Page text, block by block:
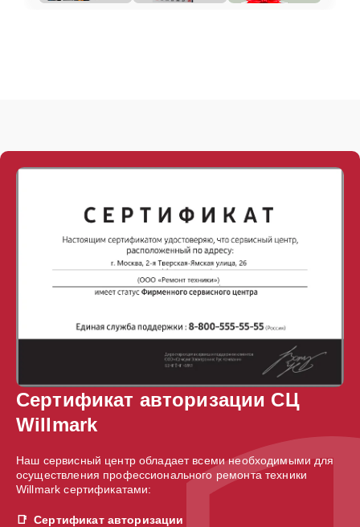
Сертификат авторизации СЦ
Willmark
Наш сервисный центр обладает всеми необходимыми для
осуществления профессионального ремонта техники
Willmark сертификатами:
Сертификат авторизации